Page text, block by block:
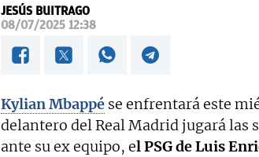
JESÚS BUITRAGO
08/07/2025 12:38
Kylian Mbappé se enfrentará este
delantero del Real Madrid jugará las
ante su ex equipo, el PSG de Luis